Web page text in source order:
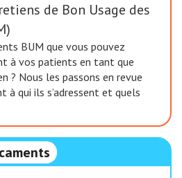
de Bon Usage des
BUM que vous pouvez
à vos patients en tant que
? Nous les passons en revue
à qui ils s’adressent et quels